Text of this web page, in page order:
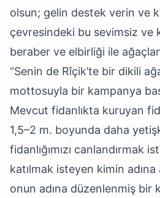
olsun; gelin destek verin ve
çevresindeki bu sevimsiz ve
beraber ve elbirliği ile
“Senin de Rîçik’te bir dikili
mottosuyla bir kampanya
Mevcut fidanlıkta kuruyan
1,5–2 m. boyunda daha
fidanlığımızı canlandırmak
katılmak isteyen kimin
onun adına düzenlenmiş bir